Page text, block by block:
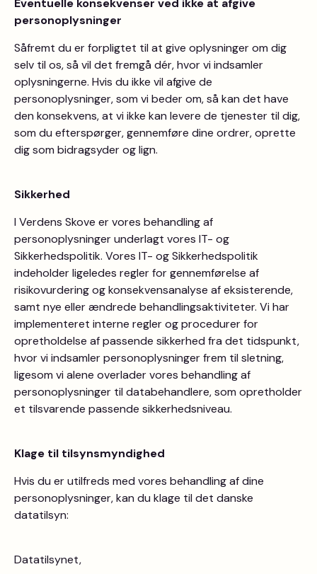
Eventuelle konsekvenser ved ikke at afgive
personoplysninger
Såfremt du er forpligtet til at give oplysninger om dig
selv til os, så vil det fremgå dér, hvor vi indsamler
oplysningerne. Hvis du ikke vil afgive de
personoplysninger, som vi beder om, så kan det have
den konsekvens, at vi ikke kan levere de tjenester til dig,
som du efterspørger, gennemføre dine ordrer, oprette
dig som bidragsyder og lign.
Sikkerhed
I Verdens Skove er vores behandling af
personoplysninger underlagt vores IT- og
Sikkerhedspolitik. Vores IT- og Sikkerhedspolitik
indeholder ligeledes regler for gennemførelse af
risikovurdering og konsekvensanalyse af eksisterende,
samt nye eller ændrede behandlingsaktiviteter. Vi har
implementeret interne regler og procedurer for
opretholdelse af passende sikkerhed fra det tidspunkt,
hvor vi indsamler personoplysninger frem til sletning,
ligesom vi alene overlader vores behandling af
personoplysninger til databehandlere, som opretholder
et tilsvarende passende sikkerhedsniveau.
Klage til tilsynsmyndighed
Hvis du er utilfreds med vores behandling af dine
personoplysninger, kan du klage til det danske
datatilsyn:
Datatilsynet,